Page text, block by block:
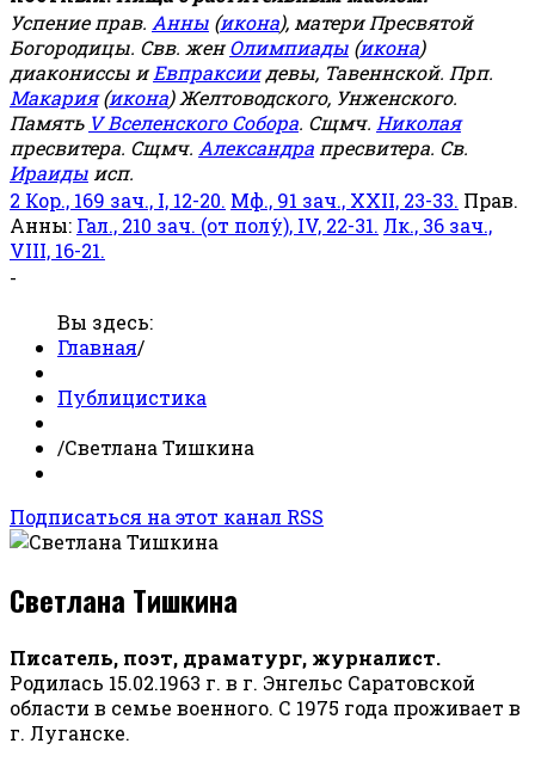
Успение прав. Анны (икона), матери Пресвятой
Богородицы. Свв. женОлимпиады (икона)
диакониссы иЕвпраксиидевы, Тавеннской. Прп.
Макария(икона) Желтоводского, Унженского.
Память V Вселенского Собора. Сщмч. Николая
пресвитера. Сщмч. Александра пресвитера. Св.
Ираиды исп.
2 Кор., 169 зач., I, 12-20. Мф., 91 зач., XXII, 23-33. Прав.
Анны: Гал., 210 зач. (от полу́), IV, 22-31. Лк., 36 зач.,
VIII, 16-21.
-
Вы здесь:
Главная/
Публицистика
/Светлана Тишкина
Подписаться на этот канал RSS
Светлана Тишкина
Писатель, поэт, драматург, журналист.
Родилась 15.02.1963 г. в г. Энгельс Саратовской
области в семье военного. С 1975 года проживает в
г. Луганске.